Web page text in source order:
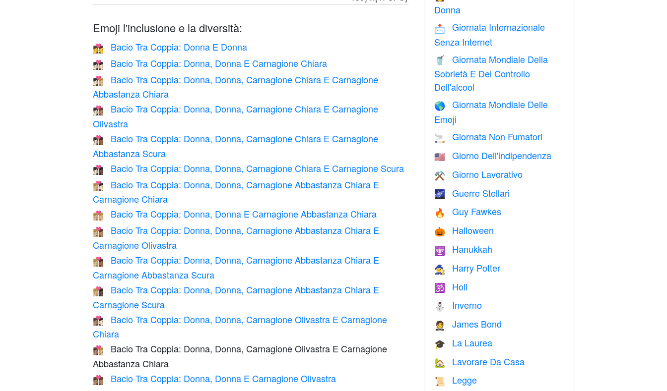
Emoji l'inclusione e la diversità:
👩‍❤️‍💋‍👩 Bacio Tra Coppia: Donna E Donna
👩🏻‍❤️‍💋‍👩🏻 Bacio Tra Coppia: Donna, Donna E Carnagione Chiara
👩🏻‍❤️‍💋‍👩🏼
Bacio Tra Coppia: Donna, Donna, Carnagione Chiara E Carnagione
Abbastanza Chiara
👩🏻‍❤️‍💋‍👩🏽
Bacio Tra Coppia: Donna, Donna, Carnagione Chiara E Carnagione
Olivastra
👩🏻‍❤️‍💋‍👩🏾
Bacio Tra Coppia: Donna, Donna, Carnagione Chiara E Carnagione
Abbastanza Scura
👩🏻‍❤️‍💋‍👩🏿 Bacio Tra Coppia: Donna, Donna, Carnagione Chiara E Carnagione Scura
👩🏼‍❤️‍💋‍👩🏻
Bacio Tra Coppia: Donna, Donna, Carnagione Abbastanza Chiara E
Carnagione Chiara
👩🏼‍❤️‍💋‍👩🏼 Bacio Tra Coppia: Donna, Donna E Carnagione Abbastanza Chiara
👩🏼‍❤️‍💋‍👩🏽
Bacio Tra Coppia: Donna, Donna, Carnagione Abbastanza Chiara E
Carnagione Olivastra
👩🏼‍❤️‍💋‍👩🏾
Bacio Tra Coppia: Donna, Donna, Carnagione Abbastanza Chiara E
Carnagione Abbastanza Scura
👩🏼‍❤️‍💋‍👩🏿
Bacio Tra Coppia: Donna, Donna, Carnagione Abbastanza Chiara E
Carnagione Scura
👩🏽‍❤️‍💋‍👩🏻
Bacio Tra Coppia: Donna, Donna, Carnagione Olivastra E Carnagione
Chiara
👩🏽‍❤️‍💋‍👩🏼
Bacio Tra Coppia: Donna, Donna, Carnagione Olivastra E Carnagione
Abbastanza Chiara
👩🏽‍❤️‍💋‍👩🏽 Bacio Tra Coppia: Donna, Donna E Carnagione Olivastra
Donna
📩
Giornata Internazionale
Senza Internet
🥤
Giornata Mondiale Della
Sobrietà E Del Controllo
Dell'alcool
🌎
Giornata Mondiale Delle
Emoji
🚬 Giornata Non Fumatori
🇺🇸 Giorno Dell'indipendenza
⚒️ Giorno Lavorativo
🌌 Guerre Stellari
🔥 Guy Fawkes
🎃 Halloween
🕎 Hanukkah
🧙 Harry Potter
🕉 Holi
⛄ Inverno
🤵 James Bond
🎓 La Laurea
🏡 Lavorare Da Casa
📜 Legge